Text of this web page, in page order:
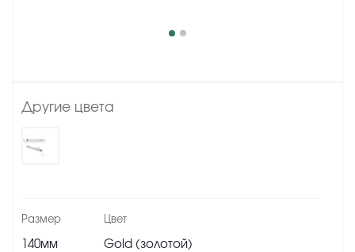
Другие цвета
140мм Gold (золотой)